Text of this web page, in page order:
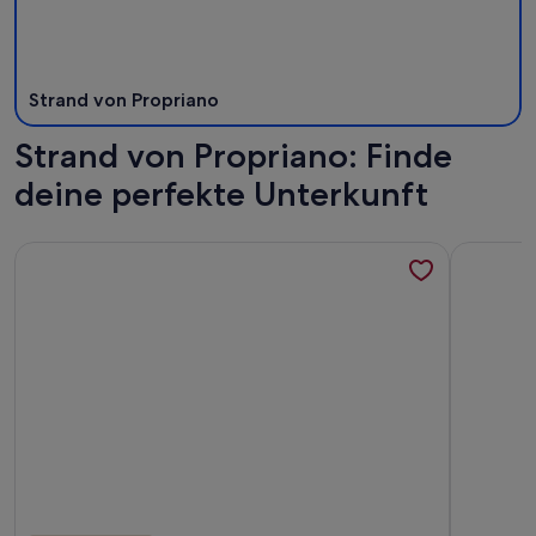
Strand von Propriano
Strand von Propriano: Finde
deine perfekte Unterkunft